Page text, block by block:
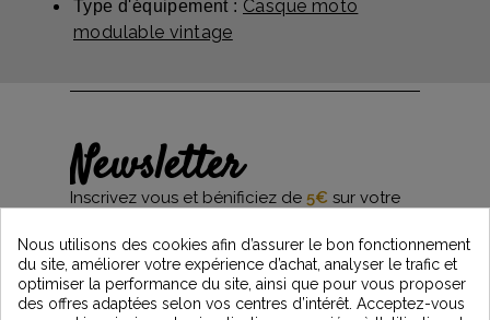
Type d'équipement : Casque moto
modulable vintage
Newsletter
Inscrivez vous et bénificiez de 5€ sur votre
et restez informés des dernières nouveautés
Vintage Motors
Nous utilisons des cookies afin d’assurer le bon fonctionnement
du site, améliorer votre expérience d’achat, analyser le trafic et
optimiser la performance du site, ainsi que pour vous proposer
des offres adaptées selon vos centres d’intérêt. Acceptez-vous